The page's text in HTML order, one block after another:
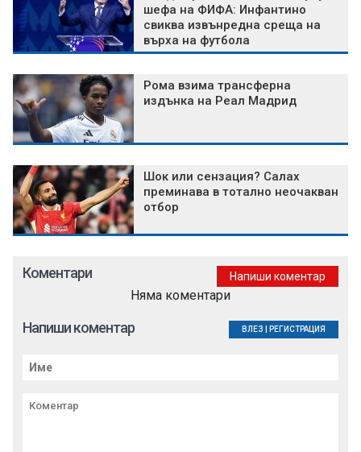
шефа на ФИФА: Инфантино
свиква извънредна среща на
върха на футбола
Рома взима трансферна
издънка на Реал Мадрид
Шок или сензация? Салах
преминава в тотално неочакван
отбор
Коментари Напиши коментар
Няма коментари
Напиши коментар ВЛЕЗ РЕГИСТРАЦИЯ